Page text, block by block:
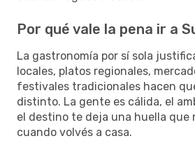
Por qué vale la pena ir a
La gastronomía por sí sola
locales, platos regionales,
festivales tradicionales hacen
distinto. La gente es cálida, el
el destino te deja una huella que
cuando volvés a casa.